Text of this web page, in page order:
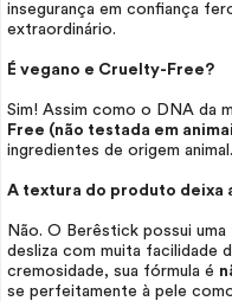
insegurança em confiança
extraordinário.
É vegano e Cruelty-Free?
Sim! Assim como o DNA da
Free (não testada em
ingredientes de origem animal.
A textura do produto deixa
Não. O Berêstick possui uma
desliza com muita facilidade
cremosidade, sua fórmula é
se perfeitamente à pele